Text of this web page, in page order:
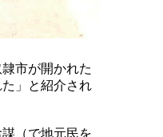
市が開かれた
」と紹介され
（で地元民を